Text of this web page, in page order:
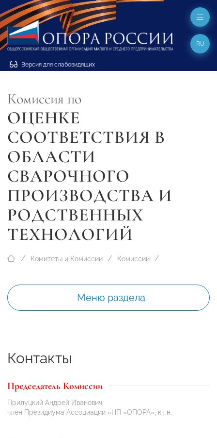
Версия для слабовидящих
RU
Комиссия по
ОЦЕНКЕ
СООТВЕТСТВИЯ В
ОБЛАСТИ
СВАРОЧНОГО
ПРОИЗВОДСТВА И
РОДСТВЕННЫХ
ТЕХНОЛОГИЙ
Комитеты и Комиссии Комиссии
Меню раздела
Контакты
Председатель Комиссии
Прилуцкий Андрей Иванович,
член Президиума Ассоциации «НП «ОПОРА», к.т.н.